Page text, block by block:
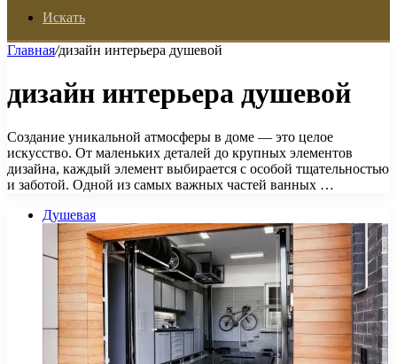
Искать
Главная/дизайн интерьера душевой
дизайн интерьера душевой
Создание уникальной атмосферы в доме — это целое
искусство. От маленьких деталей до крупных элементов
дизайна, каждый элемент выбирается с особой тщательностью
и заботой. Одной из самых важных частей ванных …
Душевая